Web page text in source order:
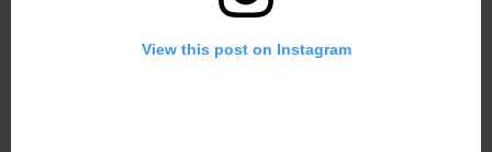
View this post on Instagram